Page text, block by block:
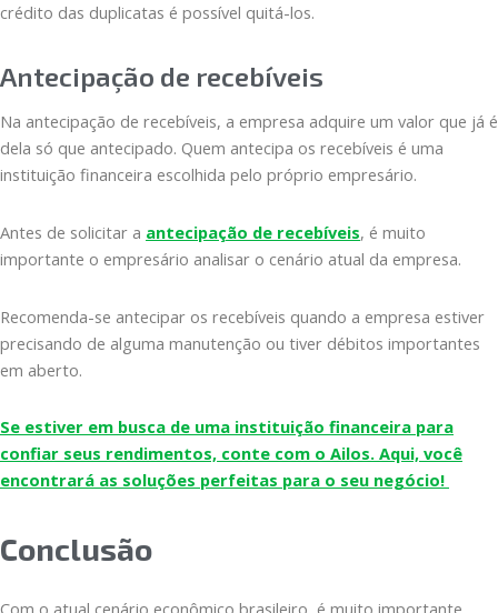
crédito das duplicatas é possível quitá-los.
Antecipação de recebíveis
Na antecipação de recebíveis, a empresa adquire um valor que já é
dela só que antecipado. Quem antecipa os recebíveis é uma
instituição financeira escolhida pelo próprio empresário.
Antes de solicitar a antecipação de recebíveis, é muito
importante o empresário analisar o cenário atual da empresa.
Recomenda-se antecipar os recebíveis quando a empresa estiver
precisando de alguma manutenção ou tiver débitos importantes
em aberto.
Se estiver em busca de uma instituição financeira para
confiar seus rendimentos, conte com o Ailos. Aqui, você
encontrará as soluções perfeitas para o seu negócio!
Conclusão
Com o atual cenário econômico brasileiro, é muito importante